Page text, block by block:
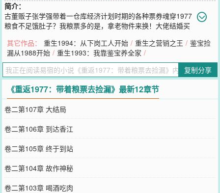
简介：
古董贩子张学强带着一仓库经济计划时期的各种票券魂穿1977
粮食不足饿肚子？我粮票多的是，拿老物件来换！大佬结婚买
我多的是工业票！只要老物件够多，没有换不了的票！粮票换古董，
工业券换黄金！改开前风生水起，改开后登顶人生巅峰！
您要是觉得《重返1977：带着粮票去捡漏》还不错的话请不要忘记向
您QQ群和微博微信里的朋友推荐哦！
其它作品： 重生1994：从下岗工人开始 / 重生之营销之王 / 鉴宝捡
漏从1988开始 / 重生1993：我靠鉴宝养全家 /
复制分享
《重返1977：带着粮票去捡漏》最新12章节
卷二第107章 大结局
卷二第106章 到达香江
卷二第105章 终于到站
卷二第104章 故作神秘
卷二第103章 喝酒吃肉